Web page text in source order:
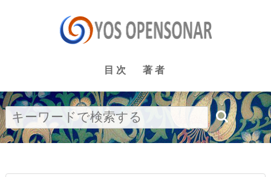
目次 著者